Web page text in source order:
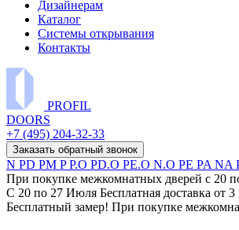
Дизайнерам
Каталог
Системы открывания
Контакты
PROFIL
DOORS
+7 (495) 204-32-33
Заказать обратный звонок
N PD PM PP.O PD.O PE.O N.O PE PA NA
При покупке межкомнатных дверей c 20
С 20 по 27 Июля Бесплатная доставка от
Бесплатный замер! При покупке